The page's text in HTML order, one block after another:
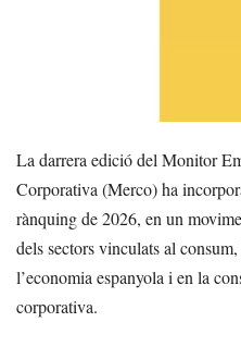
La darrera edició del Monitor
Corporativa (Merco) ha
rànquing de 2026, en un
dels sectors vinculats al
l’economia espanyola i en la
corporativa.